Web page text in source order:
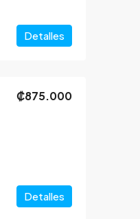
Detalles
₡875.000
Detalles